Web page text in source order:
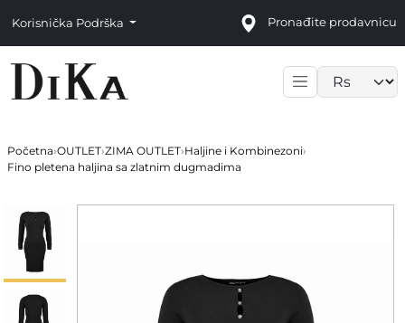
Korisnička Podrška Pronađite prodavnicu
Početna›OUTLET›ZIMA OUTLET›Haljine i Kombinezoni›
Fino pletena haljina sa zlatnim dugmadima